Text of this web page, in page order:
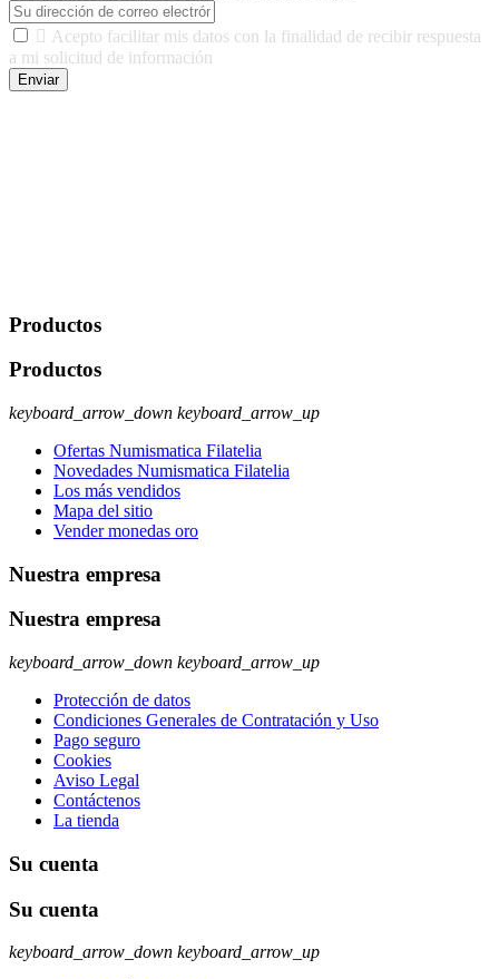
 Acepto facilitar mis datos con la finalidad de recibir respuesta
a mi solicitud de información
Enviar
Productos
Productos
keyboard_arrow_down keyboard_arrow_up
Ofertas Numismatica Filatelia
Novedades Numismatica Filatelia
Los más vendidos
Mapa del sitio
Vender monedas oro
Nuestra empresa
Nuestra empresa
keyboard_arrow_down keyboard_arrow_up
Protección de datos
Condiciones Generales de Contratación y Uso
Pago seguro
Cookies
Aviso Legal
Contáctenos
La tienda
Su cuenta
Su cuenta
keyboard_arrow_down keyboard_arrow_up